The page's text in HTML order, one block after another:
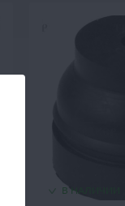
В НАЛИЧИИ